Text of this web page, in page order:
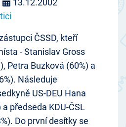
13.12.2002
ČSSD, kteří
- Stanislav Gross
Petra Buzková (60%) a
Následuje
US-DEU Hana
předseda KDU-ČSL
Do první desítky se